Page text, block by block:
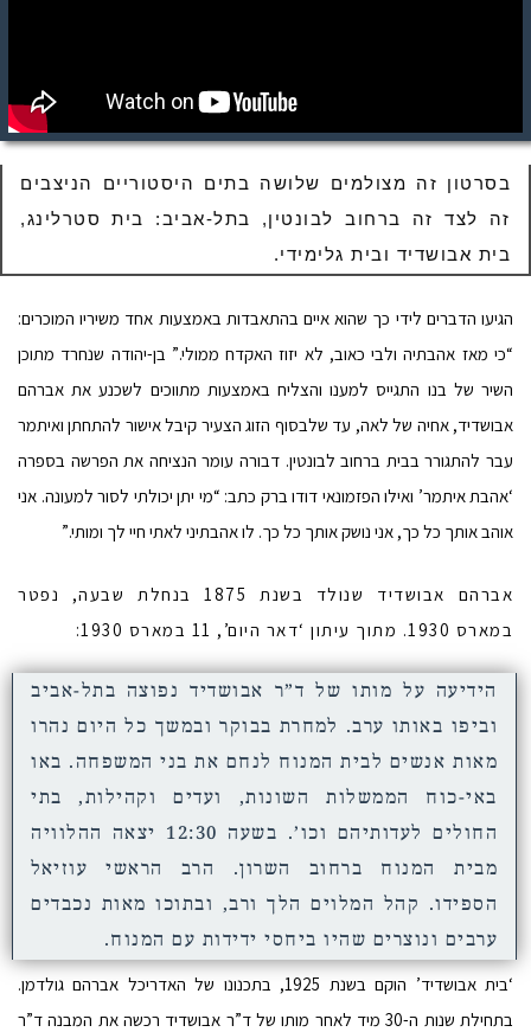
בסרטון זה מצולמים שלושה בתים היסטוריים הניצבים
זה לצד זה ברחוב לבונטין, בתל-אביב: בית סטרלינג,
בית אבושדיד ובית גלימידי.
הגיעו הדברים לידי כך שהוא איים בהתאבדות באמצעות אחד משיריו המוכרים:
“כי מאז אהבתיה ולבי כאוב, לא יזוז האקדח ממולי.” בן-יהודה שנחרד מתוכן
השיר של בנו התגייס למענו והצליח באמצעות מתווכים לשכנע את אברהם
אבושדיד, אחיה של לאה, עד שלבסוף הזוג הצעיר קיבל אישור להתחתן ואיתמר
עבר להתגורר בבית ברחוב לבונטין. דבורה עומר הנציחה את הפרשה בספרה
‘אהבת איתמר’ ואילו הפזמונאי דודו ברק כתב: “מי יתן יכולתי לסור למעונה. אני
אוהב אותך כל כך, אני נושק אותך כל כך. לו אהבתיני לאתי חיי לך ומותי.”
אברהם אבושדיד שנולד בשנת 1875 בנחלת שבעה, נפטר
במארס 1930
. מתוך עיתון ‘דאר היום’, 11 במארס 1930:
הידיעה על מותו של ד”ר אבושדיד נפוצה בתל-אביב
וביפו באותו ערב. למחרת בבוקר ובמשך כל היום נהרו
מאות אנשים לבית המנוח לנחם את בני המשפחה. באו
באי-כוח הממשלות השונות, ועדים וקהילות, בתי
החולים לעדותיהם וכו’. בשעה 12:30 יצאה ההלוויה
מבית המנוח ברחוב השרון. הרב הראשי עוזיאל
הספידו. קהל המלוים הלך ורב, ובתוכו מאות נכבדים
ערבים ונוצרים שהיו ביחסי ידידות עם המנוח.
‘בית אבושדיד’ הוקם בשנת 1925, בתכנונו של האדריכל אברהם גולדמן.
בתחילת שנות ה-30 מיד לאחר מותו של ד”ר אבושדיד רכשה את המבנה ד”ר